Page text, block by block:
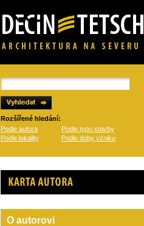
Rozšířené hledání:
Podle autora
Podle typu stavby
Podle lokality
Podle doby vzniku
Karta autora
O autorovi